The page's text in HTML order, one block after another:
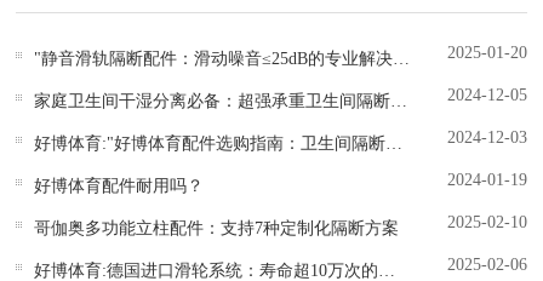
"静音滑轨隔断配件：滑动噪音≤25dB的专业解决方案" 2025-01-20
家庭卫生间干湿分离必备：超强承重卫生间隔断立柱配件 2024-12-05
好博体育:"好博体育配件选购指南：卫生间隔断五金如何选才省钱耐用？" 2024-12-03
好博体育配件耐用吗？ 2024-01-19
哥伽奥多功能立柱配件：支持7种定制化隔断方案 2025-02-10
好博体育:德国进口滑轮系统：寿命超10万次的卫生间隔断配件 2025-02-06